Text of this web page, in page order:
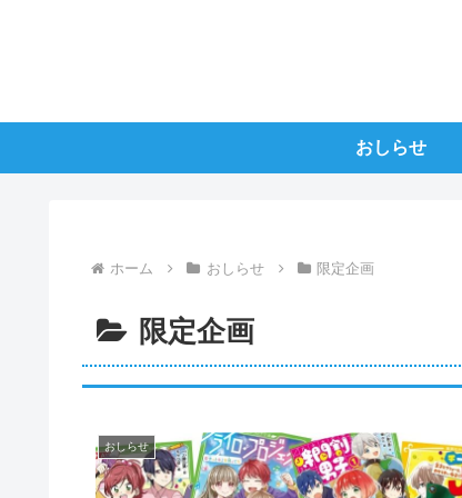
おしらせ
ホーム おしらせ 限定企画
限定企画
おしらせ